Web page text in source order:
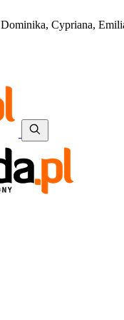
Dominika, Cypriana,